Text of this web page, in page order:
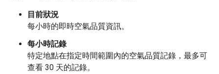
目前狀況
每小時的即時空氣品質資訊。
每小時記錄
特定地點在指定時間範圍內的空氣品質記錄，最多可
查看 30 天的記錄。